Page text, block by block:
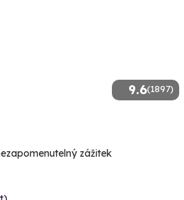
9.6(1897)
zážitek